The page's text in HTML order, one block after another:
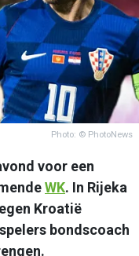
Photo: © PhotoNews
voor een
WK. In Rijeka
Kroatië
bondscoach